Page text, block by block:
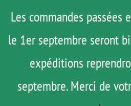
Les commandes
le 1er septembre seront
expéditions
septembre. Merci de
contenuROAD TRIP
ACTUS
TESTS
AGENDA